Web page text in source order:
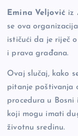
Emina Veljović iz
se ova
ističući da je riječ
i prava građana.
Ovaj slučaj, kako
pitanje poštivanja
procedura u Bosni
koji mogu imati
životnu sredinu.